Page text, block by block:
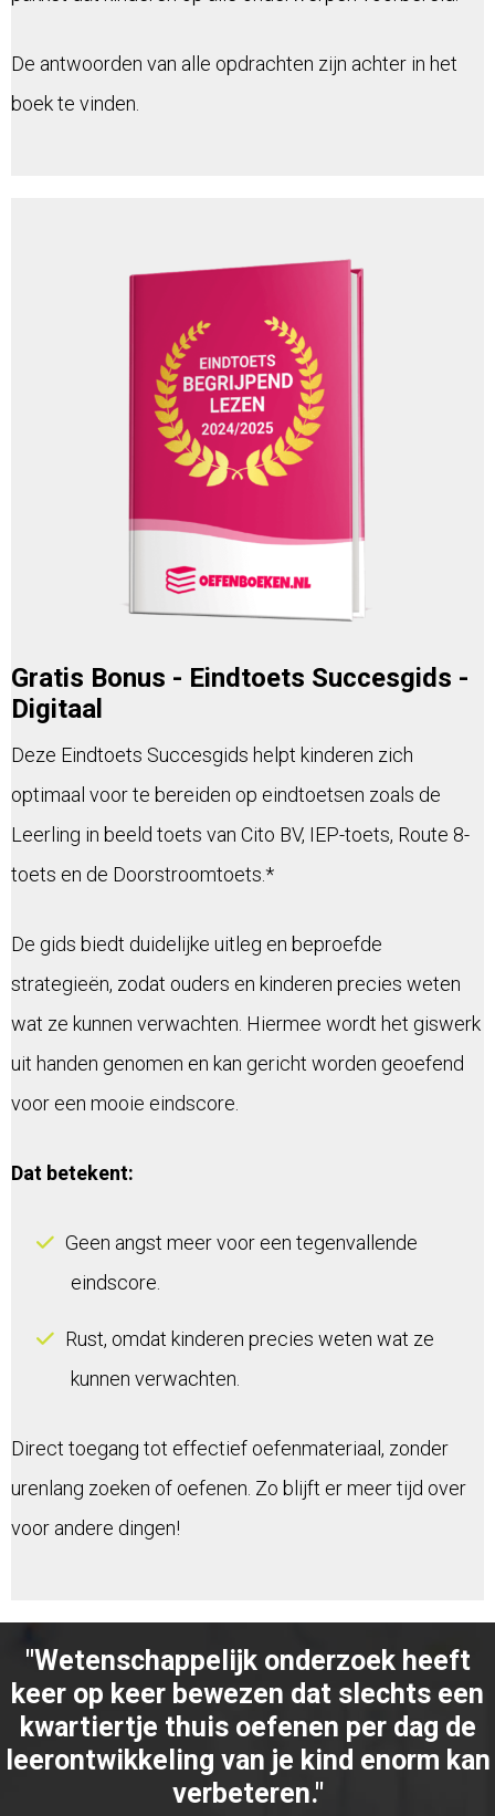
De antwoorden van alle opdrachten zijn achter in het
boek te vinden.
Gratis Bonus - Eindtoets Succesgids -
Digitaal
Deze Eindtoets Succesgids helpt kinderen zich
optimaal voor te bereiden op eindtoetsen zoals de
Leerling in beeld toets van Cito BV, IEP-toets, Route 8-
toets en de Doorstroomtoets.*
De gids biedt duidelijke uitleg en beproefde
strategieën, zodat ouders en kinderen precies weten
wat ze kunnen verwachten. Hiermee wordt het giswerk
uit handen genomen en kan gericht worden geoefend
voor een mooie eindscore.
Dat betekent:
Geen angst meer voor een tegenvallende
eindscore.
Rust, omdat kinderen precies weten wat ze
kunnen verwachten.
Direct toegang tot effectief oefenmateriaal, zonder
urenlang zoeken of oefenen. Zo blijft er meer tijd over
voor andere dingen!
"Wetenschappelijk onderzoek heeft
keer op keer bewezen dat slechts een
kwartiertje thuis oefenen per dag de
leerontwikkeling van je kind enorm kan
verbeteren."